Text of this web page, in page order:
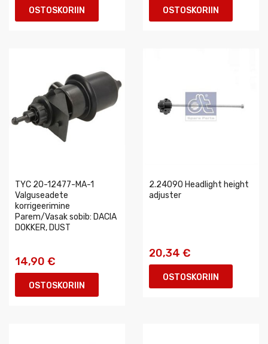
OSTOSKORIIN OSTOSKORIIN
TYC 20-12477-MA-1
Valguseadete
korrigeerimine
Parem/Vasak sobib: DACIA
DOKKER, DUST
14,90 €
OSTOSKORIIN
2.24090 Headlight height
adjuster
20,34 €
OSTOSKORIIN